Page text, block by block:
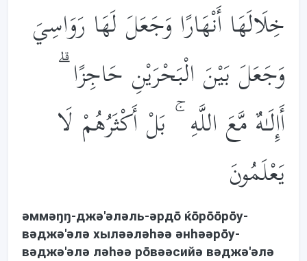
خِلَالَهَا أَنْهَارًا وَجَعَلَ لَهَا رَوَاسِيَ
وَجَعَلَ بَيْنَ الْبَحْرَيْنِ حَاجِزًا ۗ
أَإِلَـٰهٌ مَّعَ اللَّهِ ۚ بَلْ أَكْثَرُهُمْ لَا
يَعْلَمُونَ
əммəŋŋ-джə'əлəль-əрдō ќōрōōрōу-
вəджə'əлə хылəəлəhəə əнhəəрōу-
вəджə'əлə лəhəə рōвəəсийə вəджə'əлə